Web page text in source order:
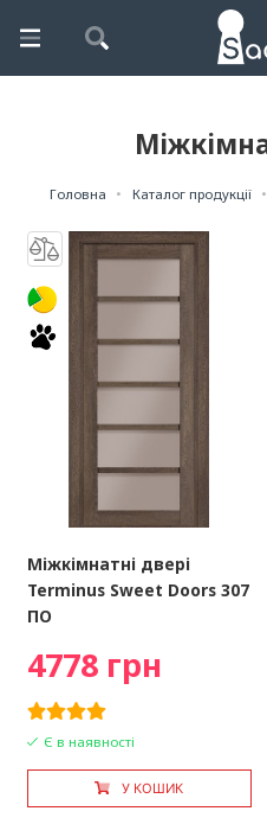
Головна Каталог продукції
Міжкімнатні двері
Terminus Sweet Doors 307
ПО
4778 грн
Є в наявності
У КОШИК